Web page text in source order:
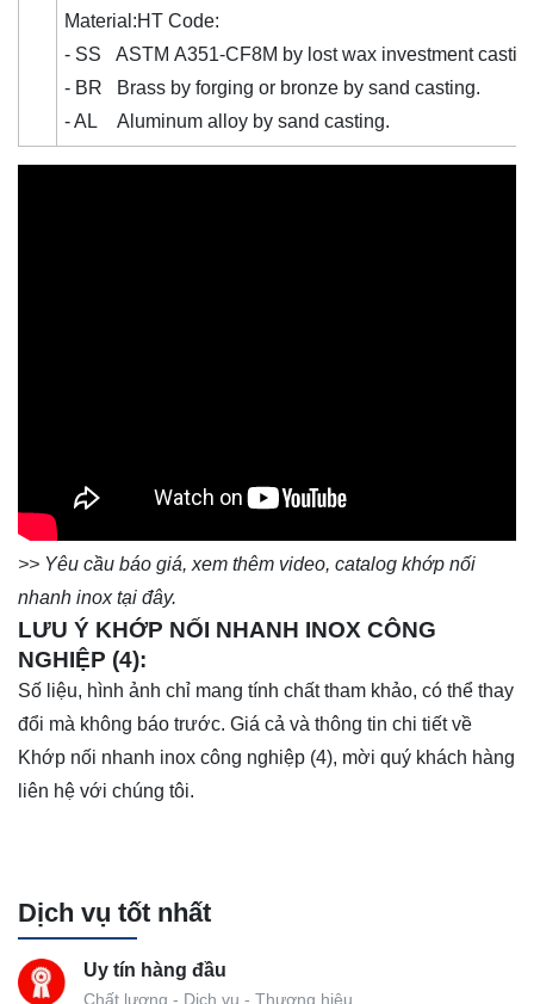
Material:HT Code:
- SS ASTM A351-CF8M by lost wax investment
- BR Brass by forging or bronze by sand casting.
- AL Aluminum alloy by sand casting.
>> Yêu cầu báo giá, xem thêm video, catalog khớp nối
nhanh inoxtại đây.
LƯU Ý KHỚP NỐI NHANH INOX CÔNG
NGHIỆP (4):
Số liệu, hình ảnh chỉ mang tính chất tham khảo, có thể thay
đổi mà không báo trước. Giá cả và thông tin chi tiết về
Khớp nối nhanh inox công nghiệp (4), mời quý khách hàng
liên hệ với chúng tôi.
Dịch vụ tốt nhất
Uy tín hàng đầu
Chất lượng - Dịch vụ - Thương hiệu